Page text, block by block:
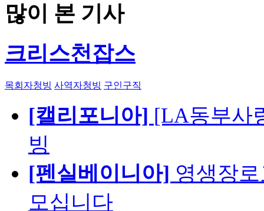
많이 본 기사
크리스천잡스
목회자청빙 사역자청빙 구인구직
[캘리포니아] [LA동부사
빙
[펜실베이니아] 영생장
모십니다